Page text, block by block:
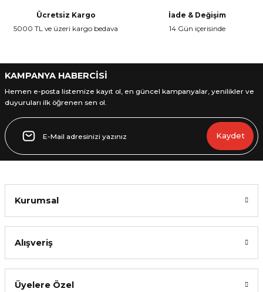
Gönder
Ücretsiz Kargo
5000 TL ve üzeri kargo bedava
İade & Değişim
14 Gün içerisinde
KAMPANYA HABERCİSİ
Hemen e-posta listemize kayıt ol, en güncel kampanyalar, yenilikler ve
duyuruları ilk öğrenen sen ol.
Kaydet
Kurumsal
Alışveriş
Üyelere Özel